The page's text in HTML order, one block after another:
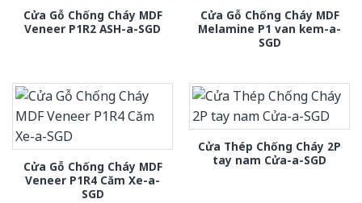
Cửa Gỗ Chống Cháy MDF
Veneer P1R2 ASH-a-SGD
Cửa Gỗ Chống Cháy MDF
Melamine P1 van kem-a-
SGD
Cửa Gỗ Chống Cháy MDF
Veneer P1R4 Căm Xe-a-
SGD
Cửa Thép Chống Cháy 2P
tay nam Cửa-a-SGD